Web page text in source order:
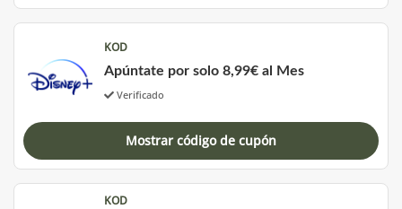
KOD
Apúntate por solo 8,99€ al Mes
Verificado
Mostrar código de cupón
KOD